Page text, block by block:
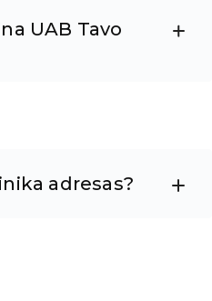
UAB Tavo
adresas?